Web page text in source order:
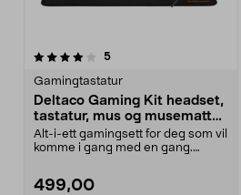
5anmeldelser
Gamingtastatur
Deltaco Gaming Kit headset,
tastatur, mus og musematte,
GAM-174
Alt-i-ett gamingsett for deg som vil
komme i gang med en gang.
499,00
4.5 av 5 stjerner